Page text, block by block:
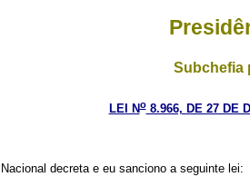
Subchefia
LEI No8.966, DE 27 DE
decreta e eu sanciono a seguinte lei: